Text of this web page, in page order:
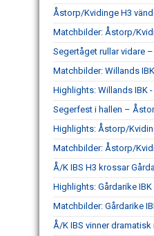
Åstorp/Kvidinge H3
Matchbilder: Åstorp/
Segertåget rullar vidare
Matchbilder: Willands
Highlights: Willands IBK
Segerfest i hallen –
Highlights: Åstorp/
Matchbilder: Åstorp/
Å/K IBS H3 krossar
Highlights: Gårdarike
Matchbilder: Gårdarike
Å/K IBS vinner